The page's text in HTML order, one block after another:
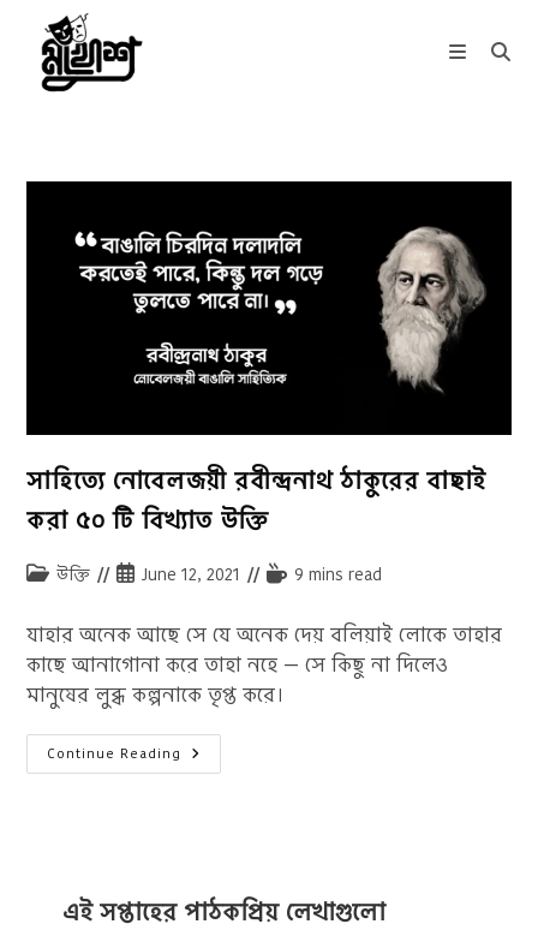
content
সাহিত্যে নোবেলজয়ী রবীন্দ্রনাথ ঠাকুরের বাছাই
করা ৫০ টি বিখ্যাত উক্তি
Postউক্তি
PostJune 12, 2021
Reading9 mins read
যাহার অনেক আছে সে যে অনেক দেয় বলিয়াই লোকে তাহার
কাছে আনাগোনা করে তাহা নহে — সে কিছু না দিলেও
মানুষের লুব্ধ কল্পনাকে তৃপ্ত করে।
Continue Reading সাহিত্যে
নোবেলজয়ী
উক্তি
এই সপ্তাহের পাঠকপ্রিয় লেখাগুলো